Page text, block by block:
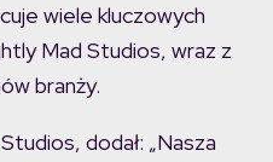
wiele kluczowych
Mad Studios, wraz z
branży.
dodał: „Nasza